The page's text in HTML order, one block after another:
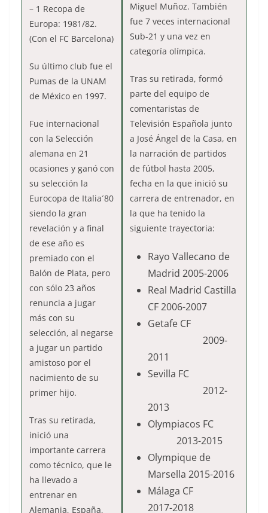
– 1 Recopa de
Europa: 1981/82.
(Con el FC Barcelona)
Su último club fue el
Pumas de la UNAM
de México en 1997.
Fue internacional
con la Selección
alemana en 21
ocasiones y ganó con
su selección la
Eurocopa de Italia´80
siendo la gran
revelación y a final
de ese año es
premiado con el
Balón de Plata, pero
con sólo 23 años
renuncia a jugar
más con su
selección, al negarse
a jugar un partido
amistoso por el
nacimiento de su
primer hijo.
Tras su retirada,
inició una
importante carrera
como técnico, que le
ha llevado a
entrenar en
Alemania, España,
Miguel Muñoz. También
fue 7 veces internacional
Sub-21 y una vez en
categoría olímpica.
Tras su retirada, formó
parte del equipo de
comentaristas de
Televisión Española junto
a José Ángel de la Casa, en
la narración de partidos
de fútbol hasta 2005,
fecha en la que inició su
carrera de entrenador, en
la que ha tenido la
siguiente trayectoria:
Rayo Vallecano de
Madrid 2005-2006
Real Madrid Castilla
CF 2006-2007
Getafe CF
2009-
2011
Sevilla FC
2012-
2013
Olympiacos FC
2013-2015
Olympique de
Marsella 2015-2016
Málaga CF
2017-2018